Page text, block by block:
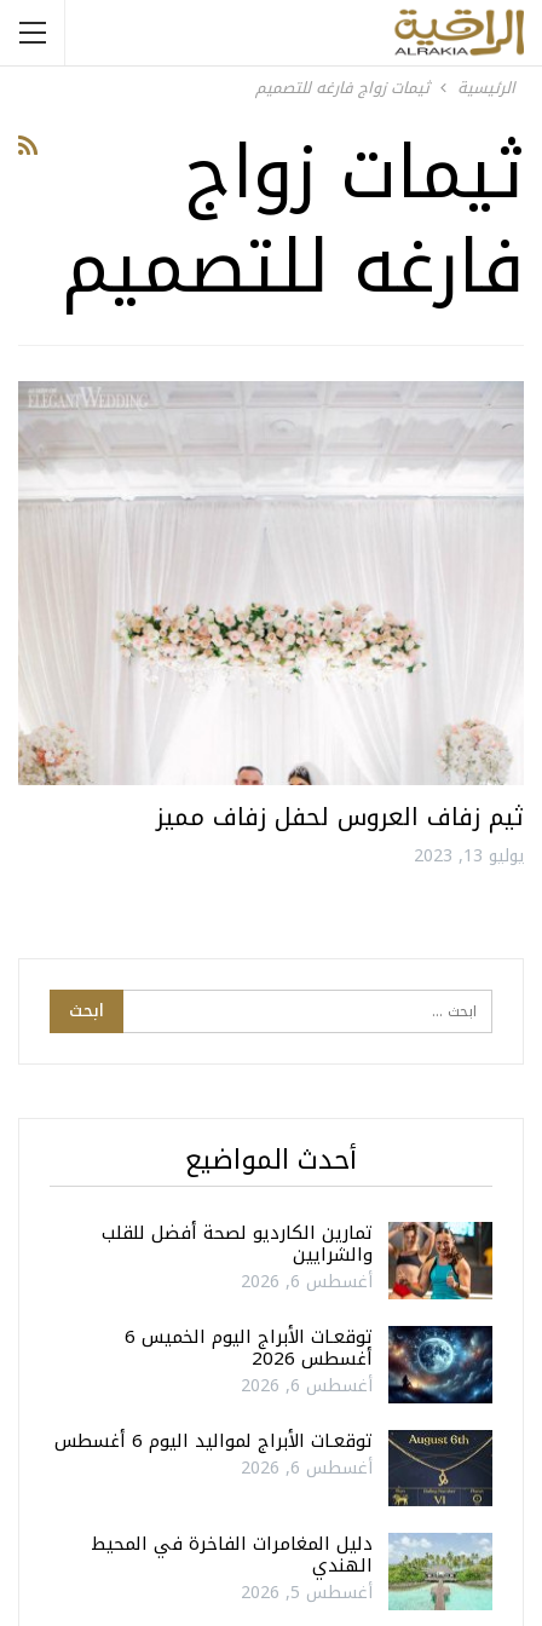
الرئيسية ثيمات زواج فارغه للتصميم
ثيمات زواج
فارغه للتصميم
ثيم زفاف العروس لحفل زفاف مميز
يوليو 13, 2023
أحدث المواضيع
تمارين الكارديو لصحة أفضل للقلب
والشرايين
أغسطس 6, 2026
توقعـات الأبراج اليوم الخميس 6
أغسطس 2026
أغسطس 6, 2026
توقعـات الأبراج لمواليد اليوم 6 أغسطس
أغسطس 6, 2026
دليل المغامرات الفاخرة في المحيط
الهندي
أغسطس 5, 2026